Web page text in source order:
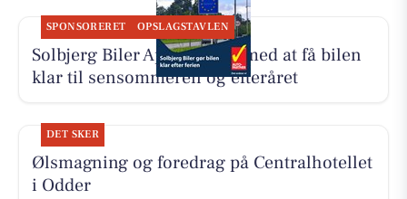
SPONSORERET OPSLAGSTAVLEN
Solbjerg Biler ApS hjælper med at få bilen
klar til sensommeren og efteråret
DET SKER
Ølsmagning og foredrag på Centralhotellet
i Odder